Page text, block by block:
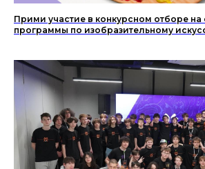
Прими участие в конкурсном отборе на
программы по изобразительному